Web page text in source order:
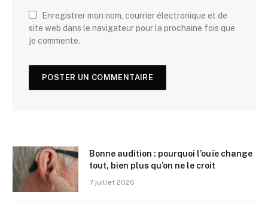
Enregistrer mon nom, courrier électronique et de
site web dans le navigateur pour la prochaine fois que
je commente.
Bonne audition : pourquoi l’ouïe change
tout, bien plus qu’on ne le croit
7 juillet 2026